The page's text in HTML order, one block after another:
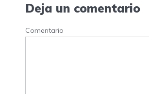
Deja un comentario
Comentario